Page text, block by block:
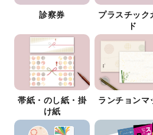
診察券
プラスチック
ド
帯紙・のし紙・掛
け紙
ランチョンマ